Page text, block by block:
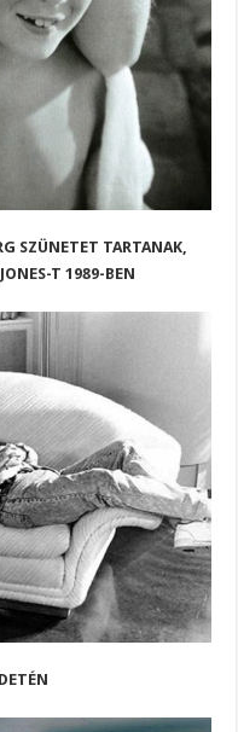
SZÜNETET TARTANAK,
T 1989-BEN